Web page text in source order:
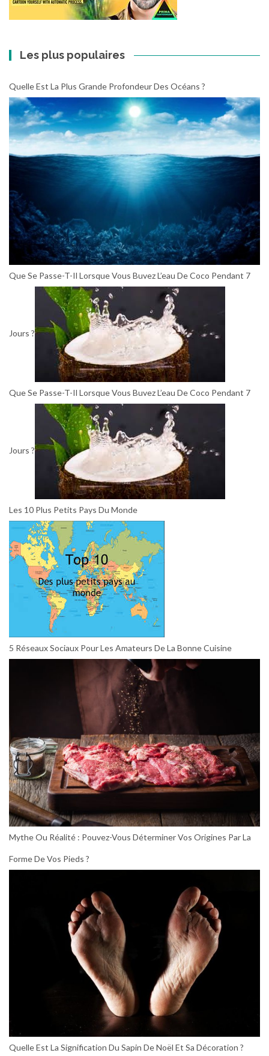
Les plus populaires
Quelle Est La Plus Grande Profondeur Des Océans ?
Que Se Passe-T-Il Lorsque Vous Buvez L’eau De Coco Pendant 7
Jours ?
Que Se Passe-T-Il Lorsque Vous Buvez L’eau De Coco Pendant 7
Jours ?
Les 10 Plus Petits Pays Du Monde
5 Réseaux Sociaux Pour Les Amateurs De La Bonne Cuisine
Mythe Ou Réalité : Pouvez-Vous Déterminer Vos Origines Par La
Forme De Vos Pieds ?
Quelle Est La Signification Du Sapin De Noël Et Sa Décoration ?